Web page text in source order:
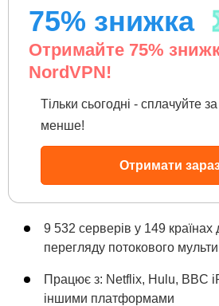
75% знижка
Отримайте 75%
NordVPN!
Тільки сьогодні - сплачуйте
менше!
Отримати
9 532 серверів у 149
перегляду потокового
Працює з: Netflix, Hulu, BBC
іншими платформами